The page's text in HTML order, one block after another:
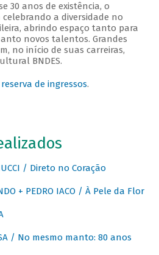
30 anos de existência, o
a diversidade no
abrindo espaço tanto para
novos talentos. Grandes
no início de suas carreiras,
BNDES.
reserva de ingressos.
/ Direto no Coração
+ PEDRO IACO / À Pele da Flor
/ No mesmo manto: 80 anos